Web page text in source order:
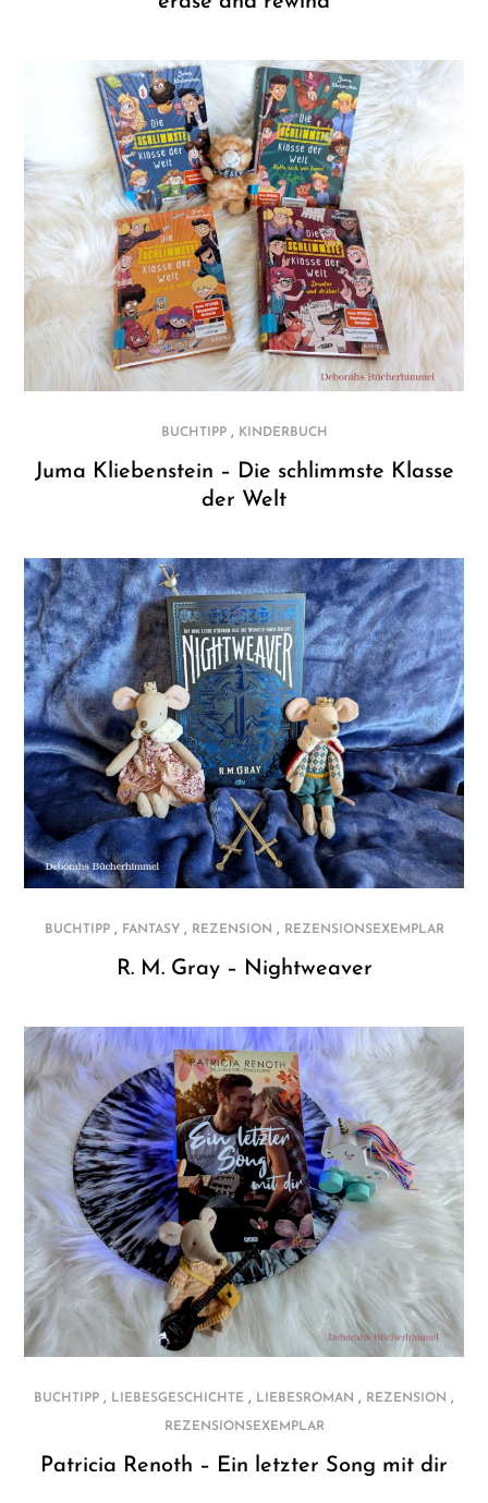
BUCHTIPP, KINDERBUCH
Juma Kliebenstein – Die schlimmste Klasse
der Welt
BUCHTIPP, FANTASY, REZENSION , REZENSIONSEXEMPLAR
R. M. Gray – Nightweaver
BUCHTIPP , LIEBESGESCHICHTE , LIEBESROMAN , REZENSION ,
REZENSIONSEXEMPLAR
Patricia Renoth – Ein letzter Song mit dir